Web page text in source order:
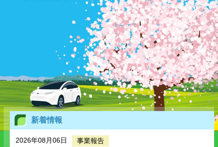
新着情報
2026年08月06日 事業報告